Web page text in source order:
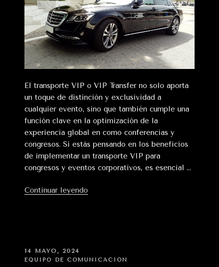
El transporte VIP o VIP Transfer no solo aporta
un toque de distinción y exclusividad a
cualquier evento, sino que también cumple una
función clave en la optimización de la
experiencia global en como conferencias y
congresos. Si estás pensando en los beneficios
de implementar un transporte VIP para
congresos y eventos corporativos, es esencial …
Continuar leyendo
VIP
PUBLICADO
EN
14 MAYO, 2024
EQUIPO DE COMUNICACIÓN